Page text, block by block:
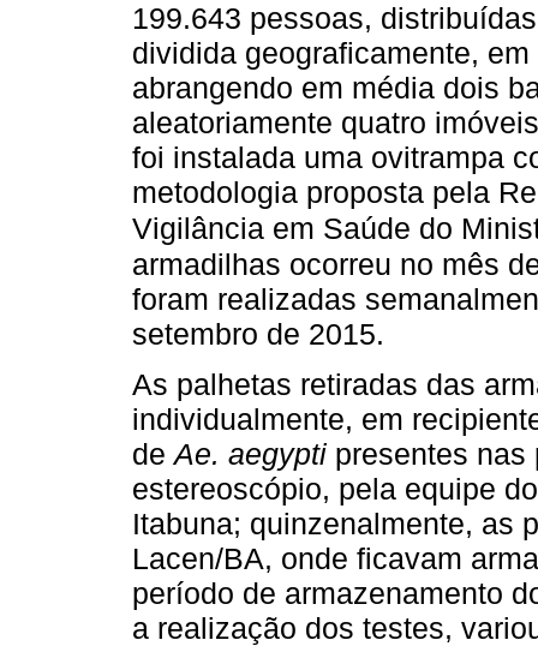
199.643 pessoas,
dividida geograficamente,
abrangendo em média dois
aleatoriamente quatro
foi instalada uma ovitrampa
metodologia proposta pela
Vigilância em Saúde do
armadilhas ocorreu no mês
foram realizadas
setembro de 2015.
As palhetas retiradas das
individualmente, em
deAe. aegypti presentes nas
estereoscópio, pela equipe
Itabuna; quinzenalmente, as
Lacen/BA, onde ficavam
período de armazenamento
a realização dos testes,